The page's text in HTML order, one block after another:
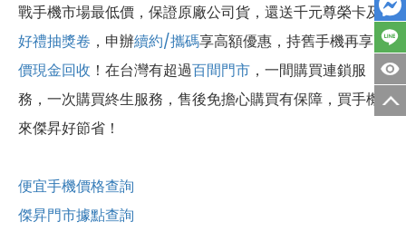
戰手機市場最低價，保證原廠公司貨，還送千元尊榮卡及
好禮抽獎卷 ，申辦續約/攜碼享高額優惠，持舊手機再享高
價現金回收 ！ 在台灣有超過百間門市 ，一間購買連鎖服
務，一次購買終生服務，售後免擔心購買有保障，買手機
來傑昇好節省！
便宜手機價格查詢
傑昇門市據點查詢